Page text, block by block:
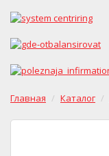
Главная Каталог